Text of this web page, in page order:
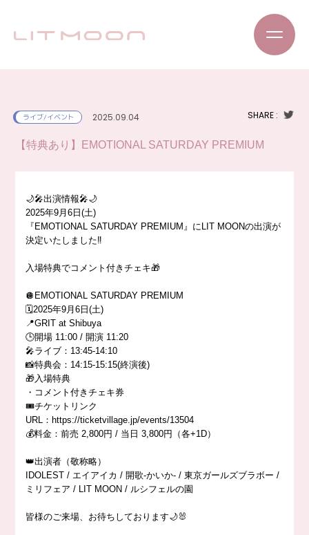
ライブ/イベント 2025.09.04 SHARE :
【特典あり】EMOTIONAL SATURDAY PREMIUM
🌙🎤出演情報🎤🌙
2025年9月6日(土)
『EMOTIONAL SATURDAY PREMIUM』にLIT MOONの出演が
決定いたしました‼️
入場特典でコメント付きチェキ🎁
🪩EMOTIONAL SATURDAY PREMIUM
🗓️2025年9月6日(土)
📍GRIT at Shibuya
🕒開場 11:00 / 開演 11:20
🎤ライブ：13:45-14:10
📸特典会：14:15-15:15(終演後)
🎁入場特典
・コメント付きチェキ券
🎟️チケットリンク
URL：https://ticketvillage.jp/events/13504
💰料金：前売 2,800円 / 当日 3,800円（各+1D）
👑出演者（敬称略）
IDOLEST / エイアイカ / 開歌-かいか- / 東京ガールズブラボー /
ミリフェア / LIT MOON / ルシフェルの園
皆様のご来場、お待ちしております🌙🐰